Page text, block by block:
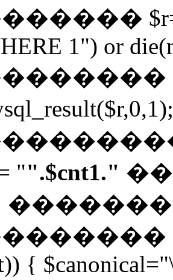
1") or
"".$cnt1."
������� ";
{ $canonical="